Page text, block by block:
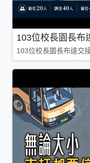
103位校長園長
103位校長園長布達交